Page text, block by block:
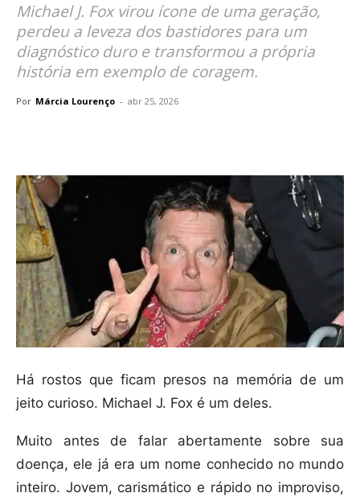
Michael J. Fox virou ícone de uma geração,
perdeu a leveza dos bastidores para um
diagnóstico duro e transformou a própria
história em exemplo de coragem.
Por Márcia Lourenço - abr 25, 2026
Há rostos que ficam presos na memória de um
jeito curioso. Michael J. Fox é um deles.
Muito antes de falar abertamente sobre sua
doença, ele já era um nome conhecido no mundo
inteiro. Jovem, carismático e rápido no improviso,